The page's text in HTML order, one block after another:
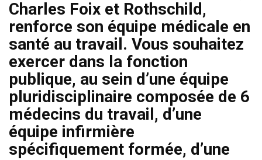
Charles Foix et Rothschild,
renforce son équipe médicale en
santé au travail. Vous souhaitez
exercer dans la fonction
publique, au sein d’une équipe
pluridisciplinaire composée de 6
médecins du travail, d’une
équipe infirmière
spécifiquement formée, d’une